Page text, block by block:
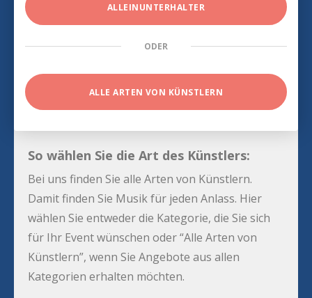
ALLEINUNTERHALTER
ODER
ALLE ARTEN VON KÜNSTLERN
So wählen Sie die Art des Künstlers:
Bei uns finden Sie alle Arten von Künstlern.
Damit finden Sie Musik für jeden Anlass. Hier
wählen Sie entweder die Kategorie, die Sie sich
für Ihr Event wünschen oder “Alle Arten von
Künstlern”, wenn Sie Angebote aus allen
Kategorien erhalten möchten.